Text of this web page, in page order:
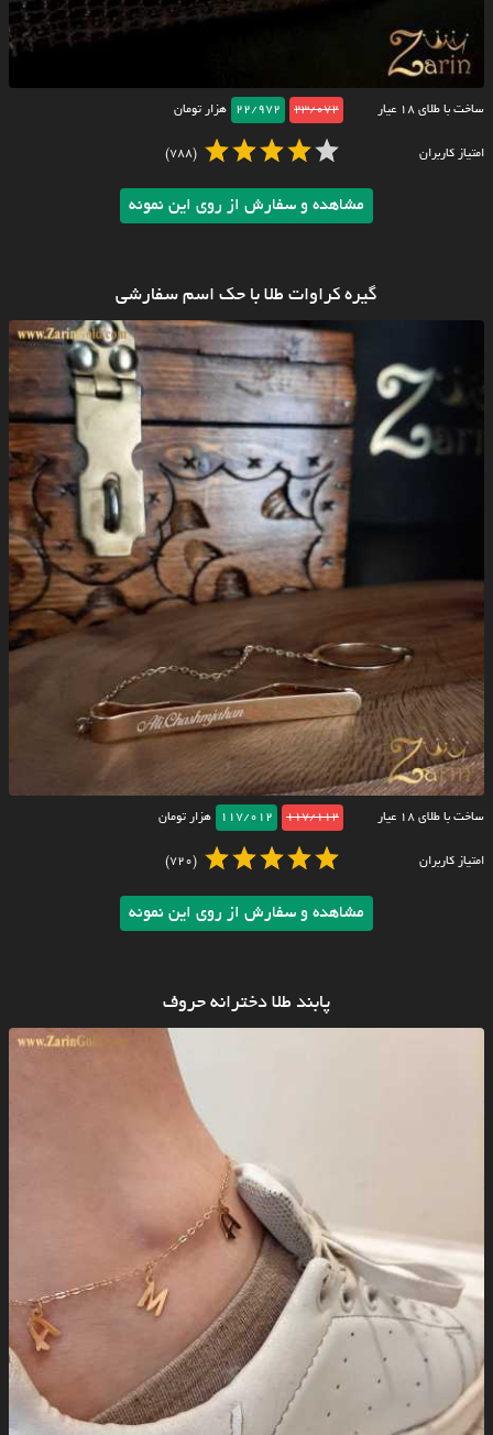
ساخت با طلای ۱۸ عیار 23/072
22/972 هزار تومان
امتیاز کاربران (788)
مشاهده و سفارش از روی این نمونه
گیره کراوات طلا با حک اسم سفارشی
ساخت با طلای ۱۸ عیار 117/112
117/012 هزار تومان
امتیاز کاربران (720)
مشاهده و سفارش از روی این نمونه
پابند طلا دخترانه حروف